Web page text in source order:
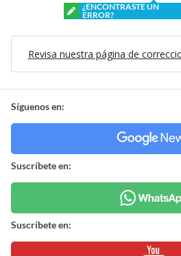
¿ENCONTRASTE UN
ERROR?
Revisa nuestra página de
Síguenos en:
Suscríbete en:
Suscríbete en: